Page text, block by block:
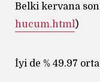
Belki kervana
hucum.html)
İyi de % 49.97